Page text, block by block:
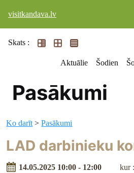
visitkandava.lv
Skats :
Aktuālie Šodien
Pasākumi
Ko darīt >Pasākumi
LAD darbinieku
14.05.2025 10:00 - 12:00 kur :